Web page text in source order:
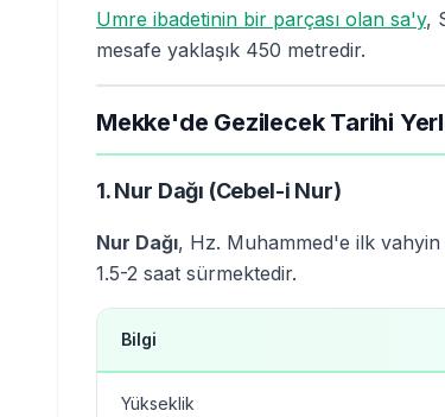
Umre ibadetinin bir parçası olan sa'y,
mesafe yaklaşık 450 metredir.
Mekke'de Gezilecek Tarihi
1. Nur Dağı (Cebel-i Nur)
Nur Dağı, Hz. Muhammed'e ilk vahyin
1.5-2 saat sürmektedir.
Bilgi
Yükseklik